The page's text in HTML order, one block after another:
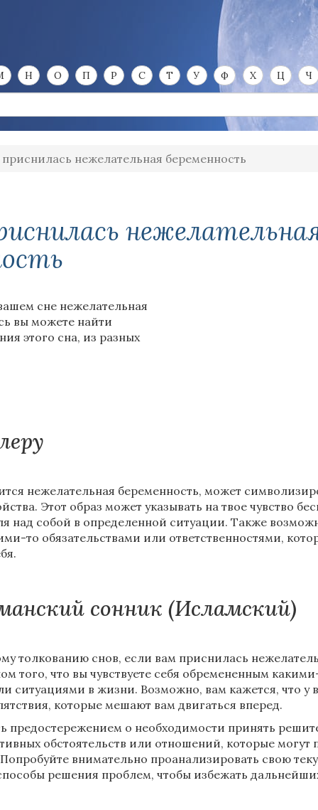
Н О П Р С Т У Ф Х Ц Ч
нежелательная беременность
сне нежелательная
вы можете найти
этого сна, из разных
нежелательная беременность, может
Этот образ может указывать на твое чувство
над собой в определенной ситуации. Также
то обязательствами или ответственностями,
сонник (Исламский)
толкованию снов, если вам приснилась
того, что вы чувствуете себя обремененным
ситуациями в жизни. Возможно, вам кажется, что у
которые мешают вам двигаться вперед.
предостережением о необходимости принять
обстоятельств или отношений, которые могут
внимательно проанализировать свою
решения проблем, чтобы избежать